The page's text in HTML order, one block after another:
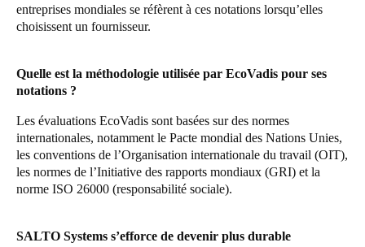
Finland
entreprises mondiales se réfèrent à ces notations lorsqu’elles
choisissent un fournisseur.
Quelle est la méthodologie utilisée par EcoVadis pour ses
notations ?
Les évaluations EcoVadis sont basées sur des normes
internationales, notamment le Pacte mondial des Nations Unies,
les conventions de l’Organisation internationale du travail (OIT),
les normes de l’Initiative des rapports mondiaux (GRI) et la
norme ISO 26000 (responsabilité sociale).
SALTO Systems s’efforce de devenir plus durable